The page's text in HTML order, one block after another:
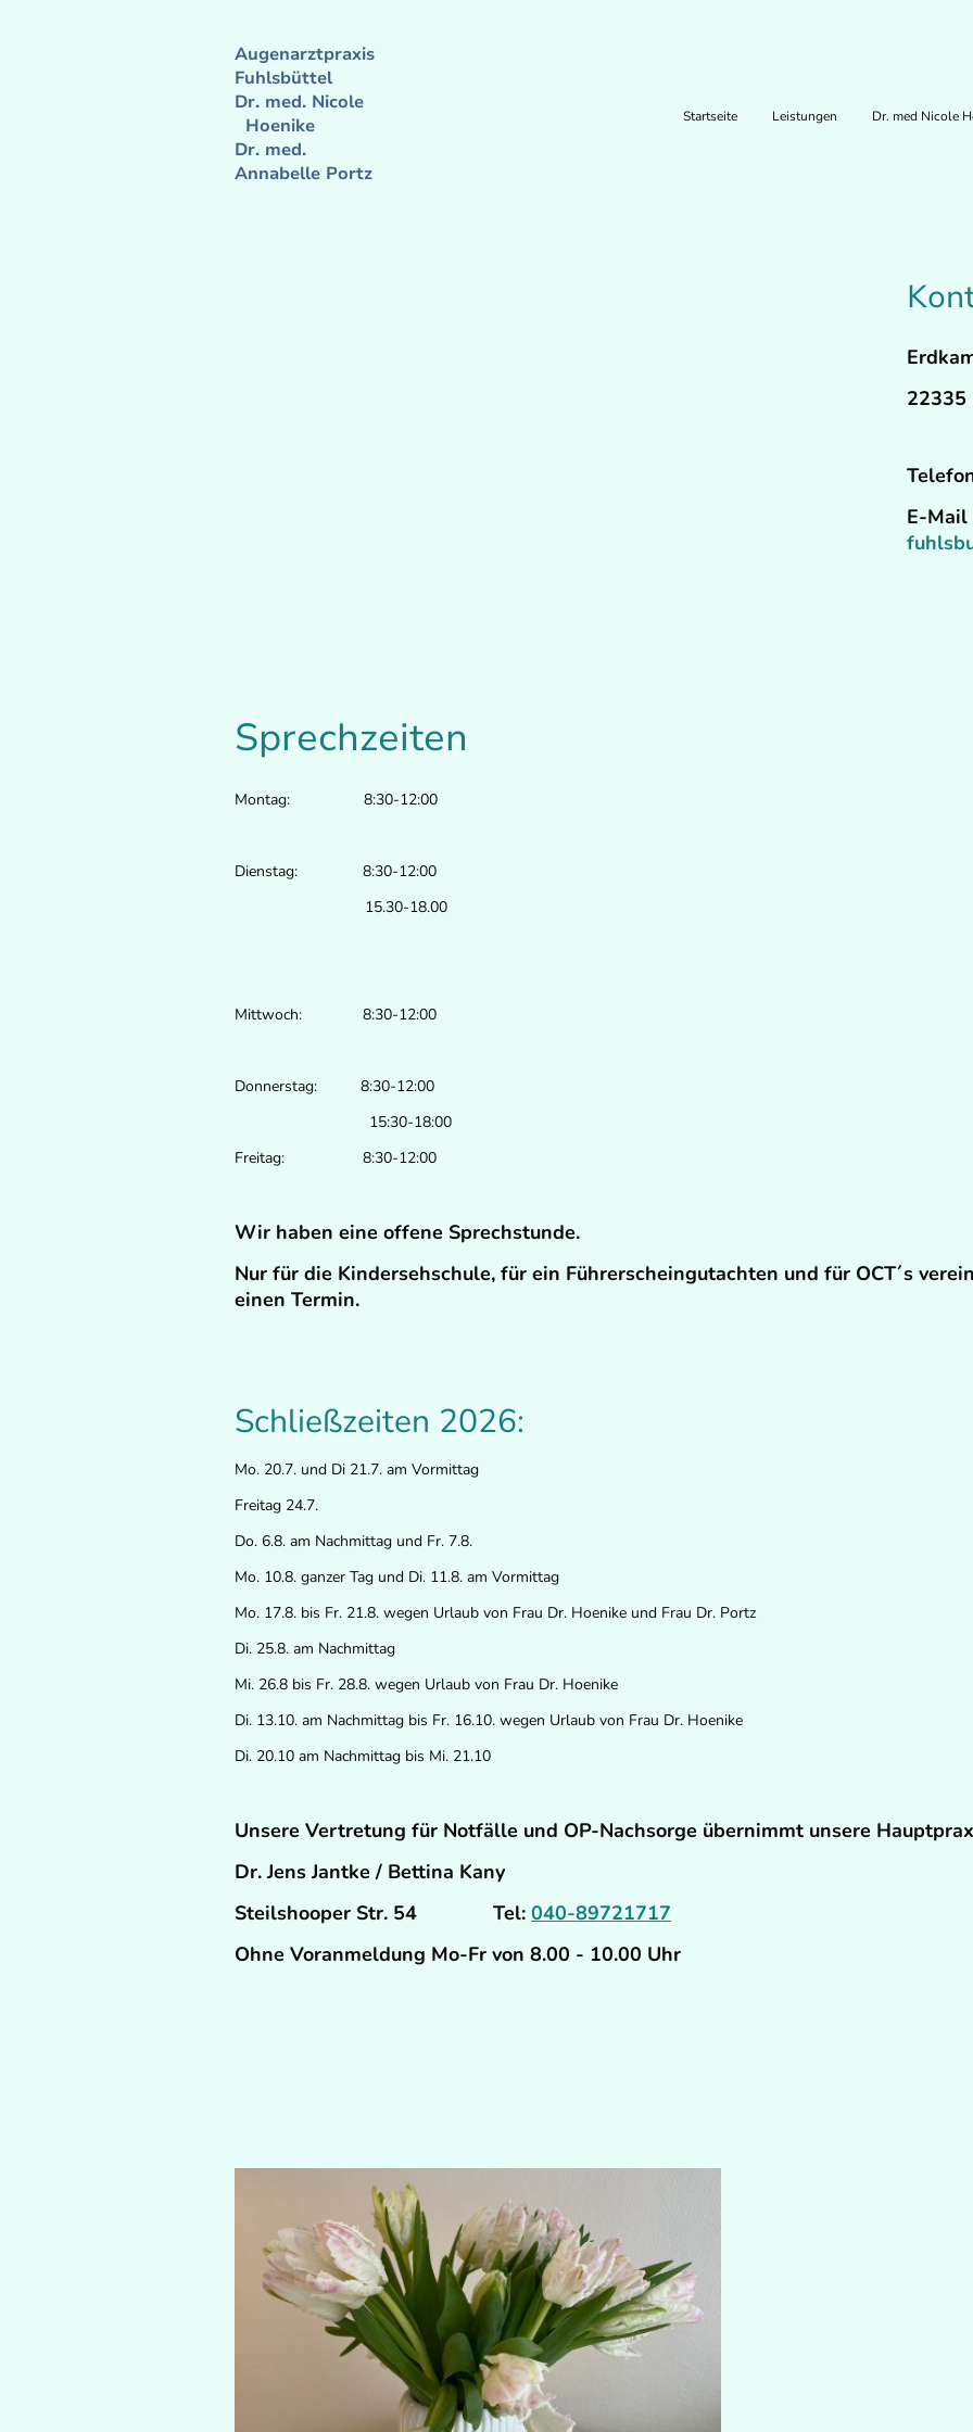
Augenarztpraxis
Fuhlsbüttel
Dr. med. Nicole
Hoenike
Dr. med.
Annabelle Portz
Startseite Leistungen Dr. med Nicole
22335
E-
Sprechzeiten
Montag: 8:30-12:00
Dienstag: 8:30-12:00
15.30-18.00
Mittwoch: 8:30-12:00
Donnerstag: 8:30-12:00
15:30-18:00
Freitag: 8:30-12:00
Wir haben eine offene Sprechstunde.
Nur für die Kindersehschule, für ein Führerscheingutachten und für OCT´s
einen Termin.
Schließzeiten 2026:
Mo. 20.7. und Di 21.7. am Vormittag
Freitag 24.7.
Do. 6.8. am Nachmittag und Fr. 7.8.
Mo. 10.8. ganzer Tag und Di. 11.8. am Vormittag
Mo. 17.8. bis Fr. 21.8. wegen Urlaub von Frau Dr. Hoenike und Frau Dr. Portz
Di. 25.8. am Nachmittag
Mi. 26.8 bis Fr. 28.8. wegen Urlaub von Frau Dr. Hoenike
Di. 13.10. am Nachmittag bis Fr. 16.10. wegen Urlaub von Frau Dr. Hoenike
Di. 20.10 am Nachmittag bis Mi. 21.10
Unsere Vertretung für Notfälle und OP-Nachsorge übernimmt unsere
Dr. Jens Jantke / Bettina Kany
Steilshooper Str. 54 Tel: 040-89721717
Ohne Voranmeldung Mo-Fr von 8.00 - 10.00 Uhr